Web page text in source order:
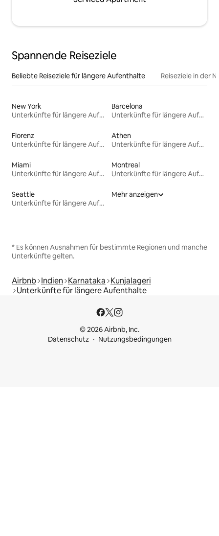
Spannende Reiseziele
Beliebte Reiseziele für längere Aufenthalte Reiseziele in der
New York
Unterkünfte für längere Aufenthalte
Barcelona
Unterkünfte für längere Aufenthalte
Florenz
Unterkünfte für längere Aufenthalte
Athen
Unterkünfte für längere Aufenthalte
Miami
Unterkünfte für längere Aufenthalte
Montreal
Unterkünfte für längere Aufenthalte
Seattle
Unterkünfte für längere Aufenthalte
Mehr anzeigen
* Es können Ausnahmen für bestimmte Regionen und manche
Unterkünfte gelten.
Airbnb Indien Karnataka Kunjalageri
Unterkünfte für längere Aufenthalte
© 2026 Airbnb, Inc.
Datenschutz
Nutzungsbedingungen